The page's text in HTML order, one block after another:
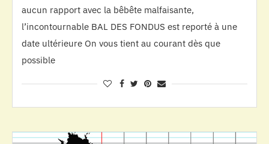
aucun rapport avec la bêbête malfaisante,
l’incontournable BAL DES FONDUS est reporté à une
date ultérieure On vous tient au courant dès que
possible